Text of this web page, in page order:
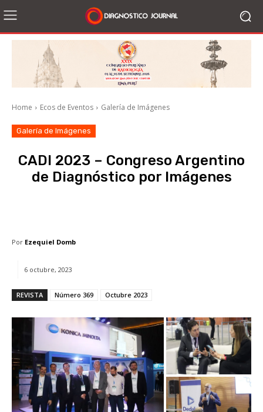
Home Ecos de Eventos Galería de Imágenes
Galería de Imágenes
CADI 2023 – Congreso Argentino
de Diagnóstico por Imágenes
Por Ezequiel Domb
6 octubre, 2023
REVISTA Número 369 Octubre 2023